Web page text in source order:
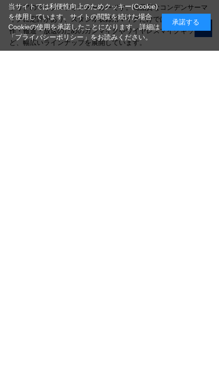
ラリアのマイクロフォンメーカーです。高品質なコンデンサーマ
イクに定評があり、スタジオ収録用マイクだけではなく、映像制
作・報道・放送のためのガンマイクやワイヤレスマイクキットな
ど、幅広いラインナップを展開しています。
当サイトでは利便性向上のためクッキー(Cookie)
を使用しています。サイトの閲覧を続けた場合
Cookieの使用を承諾したことになります。詳細は
「プライバシーポリシー」 をお読みください。
承諾する